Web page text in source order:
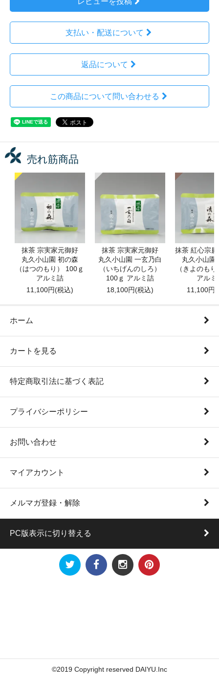
支払い・配送について
返品について
この商品について問い合わせる
売れ筋商品
抹茶 宗実家元御好
丸久小山園 初の森
（はつのもり） 100ｇ
アルミ詰
11,100円(税込)
抹茶 宗実家元御好
丸久小山園 一玄乃白
（いちげんのしろ）
100ｇ アルミ詰
18,100円(税込)
抹茶 紅心宗
丸久小山園
（きよのも
アルミ
11,100円(
ホーム
カートを見る
特定商取引法に基づく表記
プライバシーポリシー
お問い合わせ
マイアカウント
メルマガ登録・解除
PC版表示に切り替える
©2019 Copyright reserved DAIYU.Inc